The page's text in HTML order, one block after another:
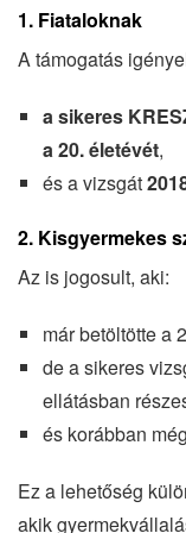
1. Fiataloknak
A támogatás
a sikeres
a 20. életévét,
és a vizsgát
2. Kisgyermekes
Az is jogosult, aki:
már betöltötte a
de a sikeres
ellátásban
és korábban még
Ez a lehetőség
akik